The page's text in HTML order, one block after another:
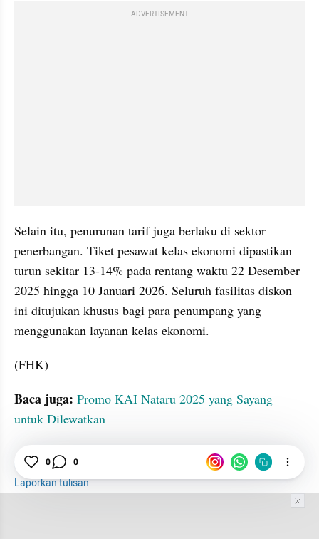
ADVERTISEMENT
Selain itu, penurunan tarif juga berlaku di sektor
penerbangan. Tiket pesawat kelas ekonomi dipastikan
turun sekitar 13-14% pada rentang waktu 22 Desember
2025 hingga 10 Januari 2026. Seluruh fasilitas diskon
ini ditujukan khusus bagi para penumpang yang
menggunakan layanan kelas ekonomi.
(FHK)
Baca juga: Promo KAI Nataru 2025 yang Sayang
untuk Dilewatkan
Nataru
damdamduridam
Laporkan tulisan
0 0